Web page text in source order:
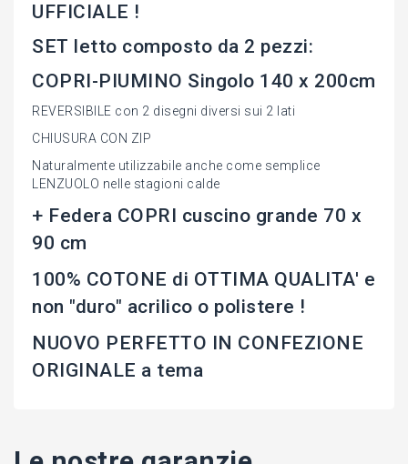
UFFICIALE !
SET letto composto da 2 pezzi:
COPRI-PIUMINO Singolo 140 x 200cm
REVERSIBILE con 2 disegni diversi sui 2 lati
CHIUSURA CON ZIP
Naturalmente utilizzabile anche come semplice
LENZUOLO nelle stagioni calde
+ Federa COPRI cuscino grande 70 x
90 cm
100% COTONE di OTTIMA QUALITA' e
non "duro" acrilico o polistere !
NUOVO PERFETTO IN CONFEZIONE
ORIGINALE a tema